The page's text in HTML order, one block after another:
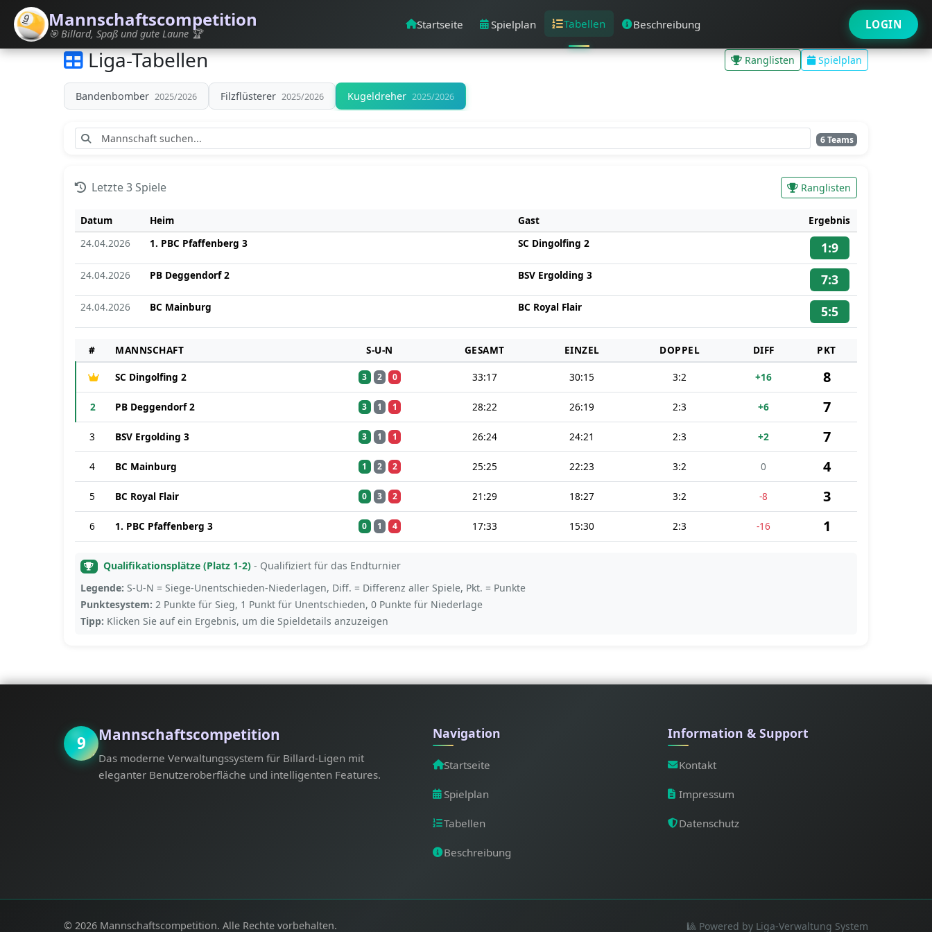
Mannschaftscompetition
🎯 Billard, Spaß und gute Laune 🏆
Startseite Spielplan Tabellen Beschreibung LOGIN
Liga-Tabellen Ranglisten Spielplan
Bandenbomber 2025/2026 Filzflüsterer 2025/2026 Kugeldreher 2025/2026
6 Teams
Letzte 3 Spiele Ranglisten
Datum Heim Gast
Ergebnis
24.04.2026
1. PBC Pfaffenberg 3 SC Dingolfing 2 1:9
24.04.2026 PB Deggendorf 2 BSV Ergolding 3 7:3
24.04.2026 BC Mainburg BC Royal Flair 5:5
# MANNSCHAFT S-U-N GESAMT EINZEL DOPPEL DIFF PKT
SC Dingolfing 2 3 2 0 33:17 30:15 3:2 +16 8
2 PB Deggendorf 2 3 1 1 28:22 26:19 2:3 +6 7
3 BSV Ergolding 3 3 1 1 26:24 24:21 2:3 +2 7
4 BC Mainburg 1 2 2 25:25 22:23 3:2 0 4
5 BC Royal Flair 0 3 2 21:29 18:27 3:2 -8 3
6 1. PBC Pfaffenberg 3 0 1 4 17:33 15:30 2:3 -16 1
Qualifikationsplätze (Platz 1-2)- Qualifiziert für das Endturnier
Legende: S-U-N = Siege-Unentschieden-Niederlagen, Diff. = Differenz aller Spiele, Pkt. = Punkte
Punktesystem: 2 Punkte für Sieg, 1 Punkt für Unentschieden, 0 Punkte für Niederlage
Tipp: Klicken Sie auf ein Ergebnis, um die Spieldetails anzuzeigen
9 Mannschaftscompetition
Das moderne Verwaltungssystem für Billard-Ligen mit
eleganter Benutzeroberfläche und intelligenten Features.
Navigation
Startseite
Spielplan
Tabellen
Beschreibung
Information & Support
Kontakt
Impressum
Datenschutz
© 2026 Mannschaftscompetition. Alle Rechte vorbehalten. 🎱 Powered by Liga-Verwaltung System